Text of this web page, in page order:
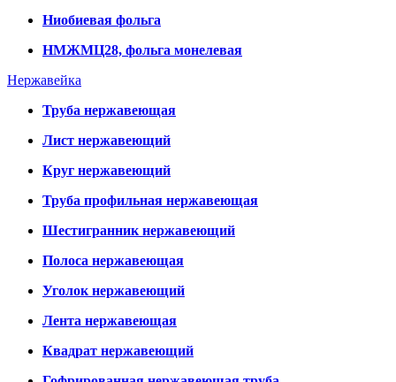
Ниобиевая фольга
НМЖМЦ28, фольга монелевая
Нержавейка
Труба нержавеющая
Лист нержавеющий
Круг нержавеющий
Труба профильная нержавеющая
Шестигранник нержавеющий
Полоса нержавеющая
Уголок нержавеющий
Лента нержавеющая
Квадрат нержавеющий